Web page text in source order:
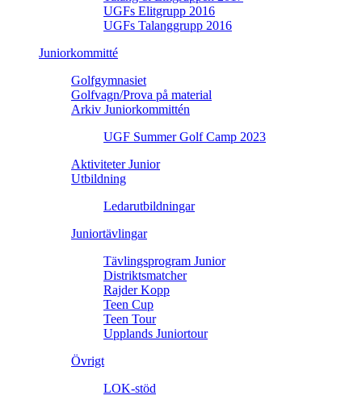
UGFs Elitgrupp 2016
UGFs Talanggrupp 2016
Juniorkommitté
Golfgymnasiet
Golfvagn/Prova på material
Arkiv Juniorkommittén
UGF Summer Golf Camp 2023
Aktiviteter Junior
Utbildning
Ledarutbildningar
Juniortävlingar
Tävlingsprogram Junior
Distriktsmatcher
Rajder Kopp
Teen Cup
Teen Tour
Upplands Juniortour
Övrigt
LOK-stöd